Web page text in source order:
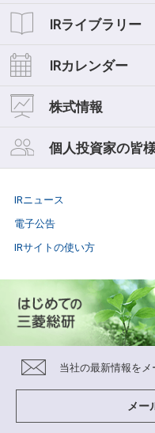
IRライブラリー
IRカレンダー
株式情報
個人投資家の皆
IRニュース
電子公告
IRサイトの使い方
メー
当社の最新情報をメ